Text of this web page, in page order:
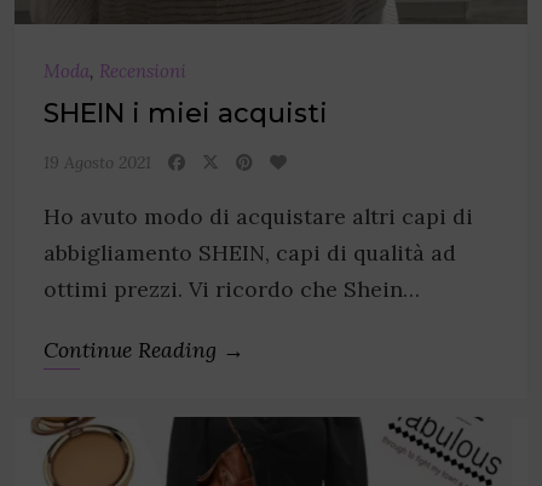
Moda, Recensioni
SHEIN i miei acquisti
19 Agosto 2021
Ho avuto modo di acquistare altri capi di
abbigliamento SHEIN, capi di qualità ad
ottimi prezzi. Vi ricordo che Shein…
Continue Reading →